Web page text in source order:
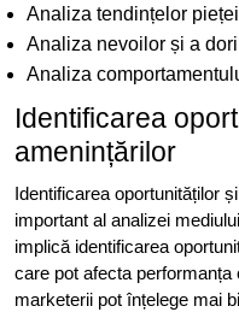
Analiza tendințelor pieței
Analiza nevoilor și a
Analiza
Identificarea
amenințărilor
Identificarea oportunităților
important al analizei
implică identificarea
care pot afecta
marketerii pot înțelege mai